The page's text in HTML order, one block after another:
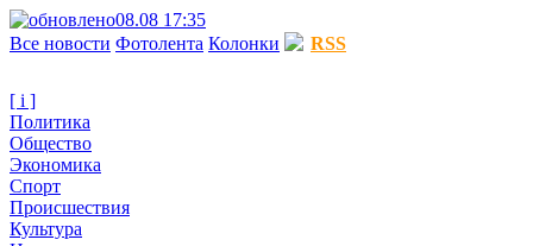
08.08 17:35
Все новости Фотолента Колонки RSS
[ i ]
Политика
Общество
Экономика
Спорт
Происшествия
Культура